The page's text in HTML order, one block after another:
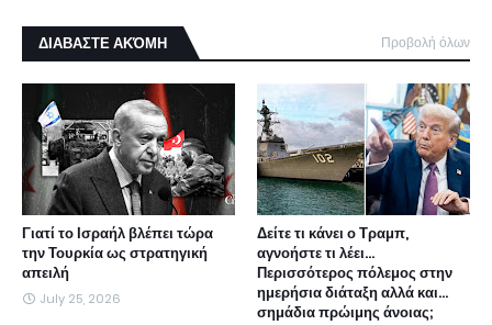
ΔΙΑΒΑΣΤΕ ΑΚΌΜΗ Προβολή όλων
Γιατί το Ισραήλ βλέπει τώρα
την Τουρκία ως στρατηγική
απειλή
July 25, 2026
Δείτε τι κάνει ο Τραμπ,
αγνοήστε τι λέει...
Περισσότερος πόλεμος στην
ημερήσια διάταξη αλλά και...
σημάδια πρώιμης άνοιας;